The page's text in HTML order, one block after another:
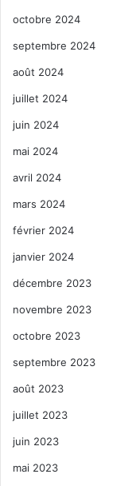
octobre 2024
septembre 2024
août 2024
juillet 2024
juin 2024
mai 2024
avril 2024
mars 2024
février 2024
janvier 2024
décembre 2023
novembre 2023
octobre 2023
septembre 2023
août 2023
juillet 2023
juin 2023
mai 2023